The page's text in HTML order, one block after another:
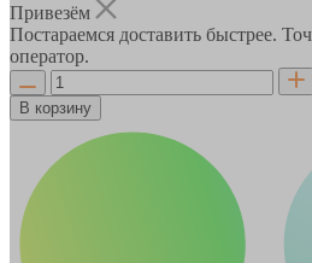
Привезём
Постараемся доставить быстрее.
оператор.
В корзину